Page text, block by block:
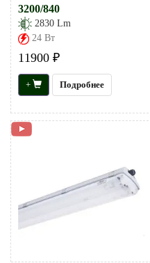
3200/840
2830 Lm
24 Вт
11900 ₽
+ Подробнее